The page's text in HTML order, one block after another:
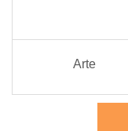
Arte